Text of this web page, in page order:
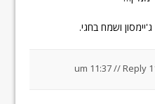
ושמח בחגי.
//Reply